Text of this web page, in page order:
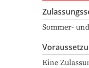
Sommer-
Eine